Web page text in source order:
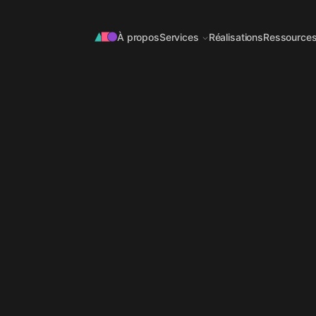
À proposServices RéalisationsRessources